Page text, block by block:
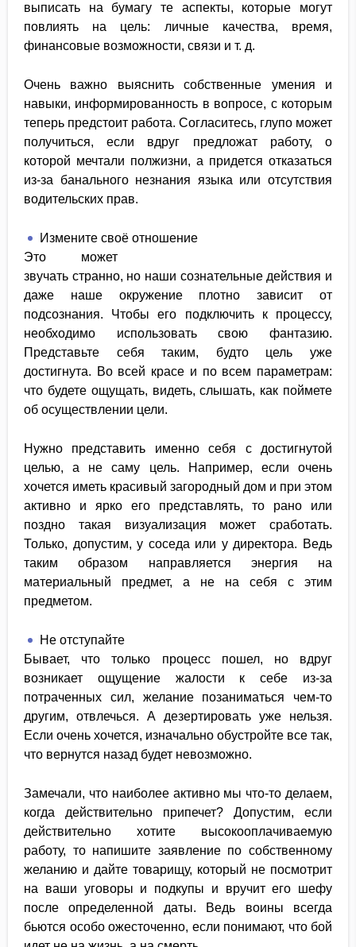
выписать на бумагу те аспекты, которые могут
повлиять на цель: личные качества, время,
финансовые возможности, связи и т. д.
Очень важно выяснить собственные умения и
навыки, информированность в вопросе, с которым
теперь предстоит работа. Согласитесь, глупо может
получиться, если вдруг предложат работу, о
которой мечтали полжизни, а придется отказаться
из-за банального незнания языка или отсутствия
водительских прав.
Измените своё отношение
Это может
звучать странно, но наши сознательные действия и
даже наше окружение плотно зависит от
подсознания. Чтобы его подключить к процессу,
необходимо использовать свою фантазию.
Представьте себя таким, будто цель уже
достигнута. Во всей красе и по всем параметрам:
что будете ощущать, видеть, слышать, как поймете
об осуществлении цели.
Нужно представить именно себя с достигнутой
целью, а не саму цель. Например, если очень
хочется иметь красивый загородный дом и при этом
активно и ярко его представлять, то рано или
поздно такая визуализация может сработать.
Только, допустим, у соседа или у директора. Ведь
таким образом направляется энергия на
материальный предмет, а не на себя с этим
предметом.
Не отступайте
Бывает, что только процесс пошел, но вдруг
возникает ощущение жалости к себе из-за
потраченных сил, желание позаниматься чем-то
другим, отвлечься. А дезертировать уже нельзя.
Если очень хочется, изначально обустройте все так,
что вернутся назад будет невозможно.
Замечали, что наиболее активно мы что-то делаем,
когда действительно припечет? Допустим, если
действительно хотите высокооплачиваемую
работу, то напишите заявление по собственному
желанию и дайте товарищу, который не посмотрит
на ваши уговоры и подкупы и вручит его шефу
после определенной даты. Ведь воины всегда
бьются особо ожесточенно, если понимают, что бой